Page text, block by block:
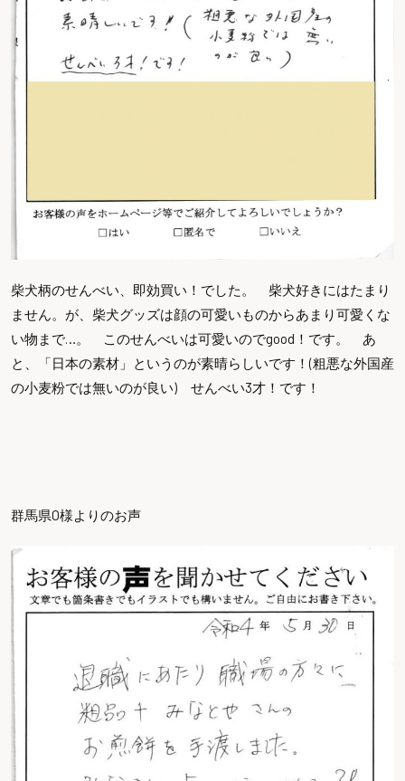
柴犬柄のせんべい、即効買い！でした。 柴犬好きにはたまり
ません。が、柴犬グッズは顔の可愛いものからあまり可愛くな
い物まで…。 このせんべいは可愛いのでgood！です。 あ
と、「日本の素材」というのが素晴らしいです！(粗悪な外国産
の小麦粉では無いのが良い) せんべい3才！です！
群馬県O様よりのお声